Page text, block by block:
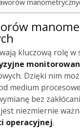
kluczową rolę w
Dzięki nim
medium
bez
niezmiernie
operacyjnej.